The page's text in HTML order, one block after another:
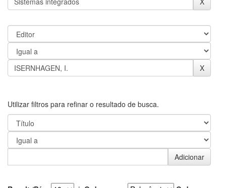
Utilizar filtros para refinar o resultado de busca.